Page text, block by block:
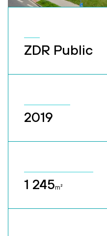
ZDR Public
2019
1 245m²